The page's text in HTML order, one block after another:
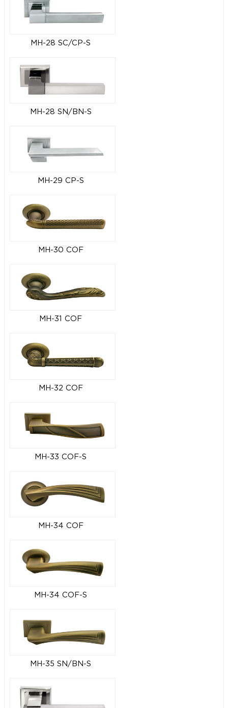
MH-28 SC/CP-S
MH-28 SN/BN-S
MH-29 CP-S
MH-30 COF
MH-31 COF
MH-32 COF
MH-33 COF-S
MH-34 COF
MH-34 COF-S
MH-35 SN/BN-S